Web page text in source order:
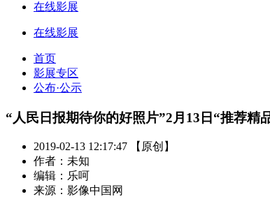
在线影展
在线影展
首页
影展专区
公布·公示
“人民日报期待你的好照片”2月13日“推荐精
2019-02-13 12:17:47 【原创】
作者：未知
编辑：乐呵
来源：影像中国网